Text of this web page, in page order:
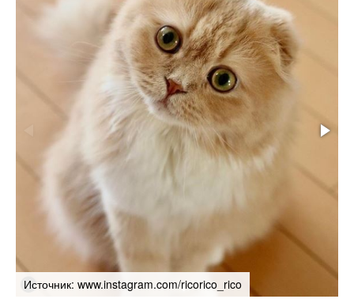
Источник: www.instagram.com/ricorico_rico